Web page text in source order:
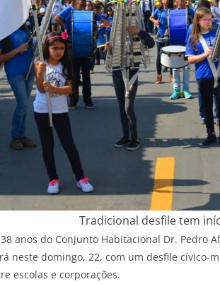
Tradicional desfile tem
anos do Conjunto Habitacional Dr. Pedro
neste domingo, 22, com um desfile cívico-
escolas e corporações.